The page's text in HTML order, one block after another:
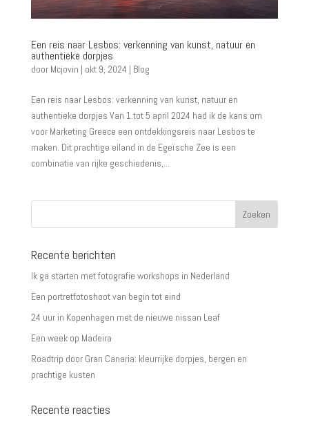
Een reis naar Lesbos: verkenning van kunst, natuur en
authentieke dorpjes
door Mcjovin | okt 9, 2024 | Blog
Een reis naar Lesbos: verkenning van kunst, natuur en
authentieke dorpjes Van 1 tot 5 april 2024 had ik de kans om
voor Marketing Greece een ontdekkingsreis naar Lesbos te
maken. Dit prachtige eiland in de Egeïsche Zee is een
combinatie van rijke geschiedenis,...
Recente berichten
Ik ga starten met fotografie workshops in Nederland
Een portretfotoshoot van begin tot eind
24 uur in Kopenhagen met de nieuwe nissan Leaf
Een week op Madeira
Roadtrip door Gran Canaria: kleurrijke dorpjes, bergen en
prachtige kusten
Recente reacties